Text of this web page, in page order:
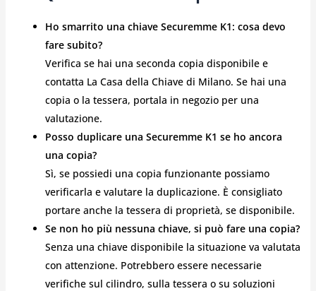
Ho smarrito una chiave Securemme K1: cosa devo
fare subito?
Verifica se hai una seconda copia disponibile e
contatta La Casa della Chiave di Milano. Se hai una
copia o la tessera, portala in negozio per una
valutazione.
Posso duplicare una Securemme K1 se ho ancora
una copia?
Sì, se possiedi una copia funzionante possiamo
verificarla e valutare la duplicazione. È consigliato
portare anche la tessera di proprietà, se disponibile.
Se non ho più nessuna chiave, si può fare una copia?
Senza una chiave disponibile la situazione va valutata
con attenzione. Potrebbero essere necessarie
verifiche sul cilindro, sulla tessera o su soluzioni